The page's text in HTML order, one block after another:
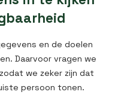
en de doelen
Daarvoor vragen we
we zeker zijn dat
persoon tonen.